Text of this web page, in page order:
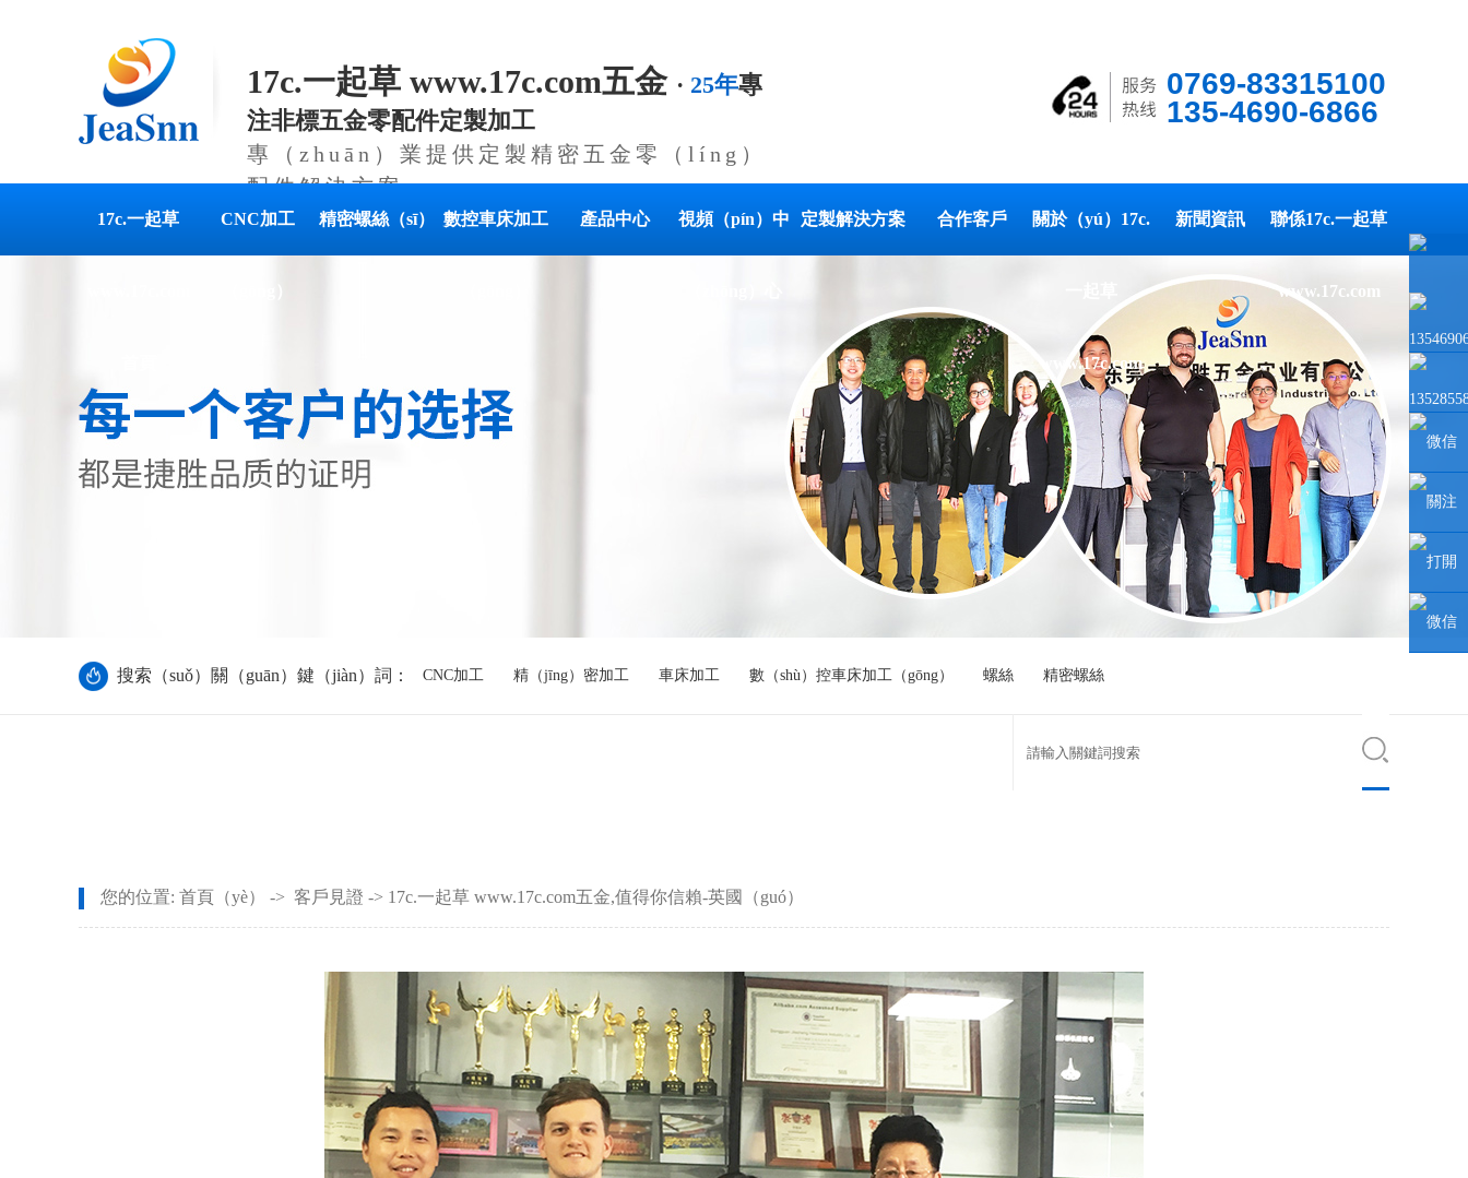
17c.一起草 www.17c.com五金 · 25年專
注非標五金零配件定製加工
專（zhuān）業提供定製精密五金零（líng）
配件解決方案
0769-83315100
135-4690-6866
17c.一起草 CNC加工 精密螺絲（sī） 數控車床加工 產品中心 視頻（pín）中 定製解決方案 合作客戶 關於（yú）17c.
www.17c.com
新聞資訊 聯係17c.一起草
www.17c.com
搜索（suǒ）關（guān）鍵（jiàn）詞： CNC加工 精（jīng）密加工 車床加工 數（shù）控車床加工（gōng） 螺絲 精密螺絲
您的位置: 首頁（yè） -> 客戶見證 -> 17c.一起草 www.17c.com五金,值得你信賴-英國（guó）
微信
（lián）
係人
關注
微信公
（gōng
打開
手機網
微信